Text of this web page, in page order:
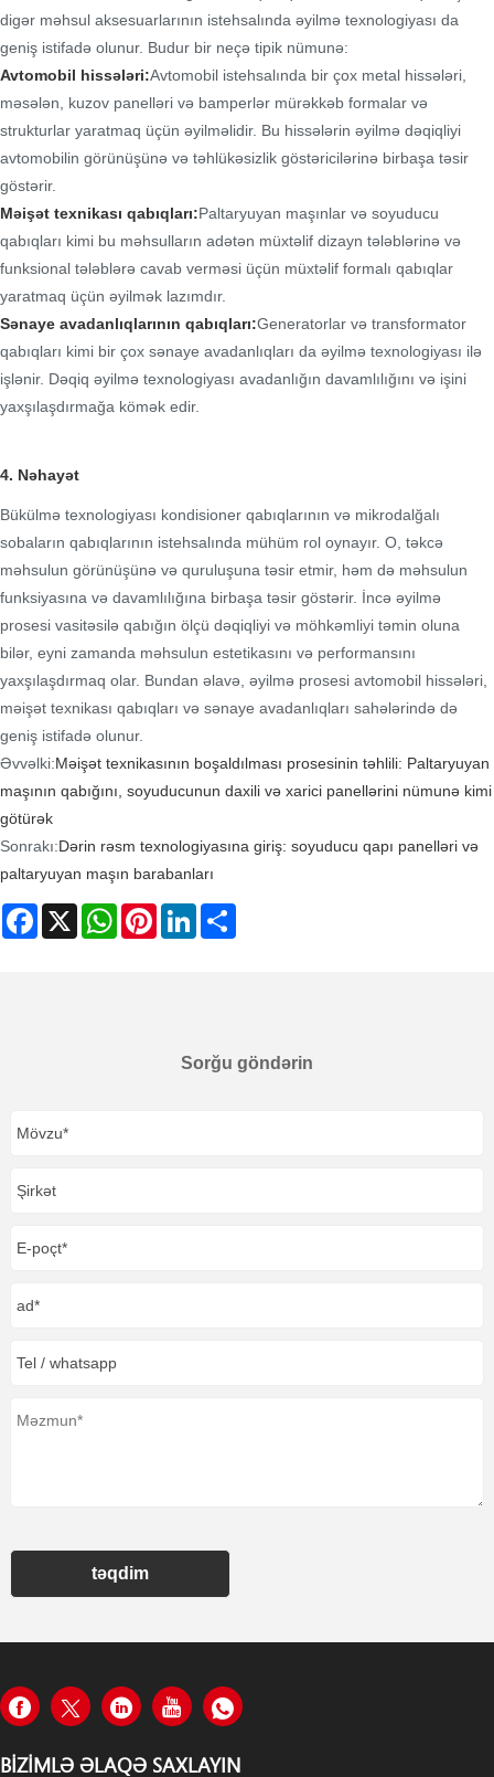
digər məhsul aksesuarlarının istehsalında əyilmə texnologiyası da
geniş istifadə olunur. Budur bir neçə tipik nümunə:
Avtomobil hissələri:Avtomobil istehsalında bir çox metal hissələri,
məsələn, kuzov panelləri və bamperlər mürəkkəb formalar və
strukturlar yaratmaq üçün əyilməlidir. Bu hissələrin əyilmə dəqiqliyi
avtomobilin görünüşünə və təhlükəsizlik göstəricilərinə birbaşa təsir
göstərir.
Məişət texnikası qabıqları:Paltaryuyan maşınlar və soyuducu
qabıqları kimi bu məhsulların adətən müxtəlif dizayn tələblərinə və
funksional tələblərə cavab verməsi üçün müxtəlif formalı qabıqlar
yaratmaq üçün əyilmək lazımdır.
Sənaye avadanlıqlarının qabıqları:Generatorlar və transformator
qabıqları kimi bir çox sənaye avadanlıqları da əyilmə texnologiyası ilə
işlənir. Dəqiq əyilmə texnologiyası avadanlığın davamlılığını və işini
yaxşılaşdırmağa kömək edir.
4. Nəhayət
Bükülmə texnologiyası kondisioner qabıqlarının və mikrodalğalı
sobaların qabıqlarının istehsalında mühüm rol oynayır. O, təkcə
məhsulun görünüşünə və quruluşuna təsir etmir, həm də məhsulun
funksiyasına və davamlılığına birbaşa təsir göstərir. İncə əyilmə
prosesi vasitəsilə qabığın ölçü dəqiqliyi və möhkəmliyi təmin oluna
bilər, eyni zamanda məhsulun estetikasını və performansını
yaxşılaşdırmaq olar. Bundan əlavə, əyilmə prosesi avtomobil hissələri,
məişət texnikası qabıqları və sənaye avadanlıqları sahələrində də
geniş istifadə olunur.
Əvvəlki:Məişət texnikasının boşaldılması prosesinin təhlili: Paltaryuyan
maşının qabığını, soyuducunun daxili və xarici panellərini nümunə kimi
götürək
Sonrakı:Dərin rəsm texnologiyasına giriş: soyuducu qapı panelləri və
paltaryuyan maşın barabanları
Facebook
X WhatsAppPinterestLinkedIn
Sorğu göndərin
təqdim
BIZIMLƏ ƏLAQƏ SAXLAYIN